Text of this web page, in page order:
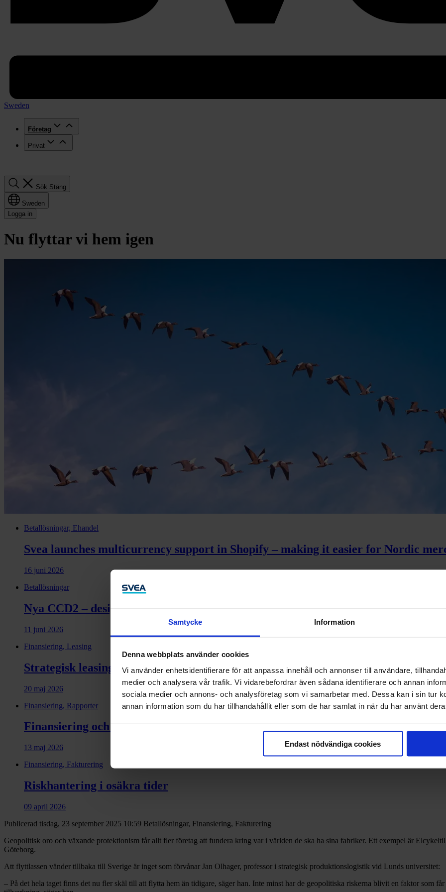
Samtycke Information
Denna webbplats använder cookies
Vi använder enhetsidentifierare för att anpassa innehåll och annonser till användare,
medier och analysera vår trafik. Vi vidarebefordrar även sådana identifierare och annan
sociala medier och annons- och analysföretag som vi samarbetar med. Dessa kan i sin tur
annan information som du har tillhandahållit eller som de har samlat in när du har använt
Endast nödvändiga cookies
Sweden
Företag
Privat
Sök Stäng
Sweden
Logga in
Nu flyttar vi hem igen
Betallösningar, Ehandel
Svea launches multicurrency support in Shopify – making it easier for Nordic
16 juni 2026
Betallösningar
Nya CCD2 – designen ska stödja medvetna beslut – inte styra dem
11 juni 2026
Finansiering, Leasing
Strategisk leasing: Nyckeln till expansion och positivt kassaflöde 2026
20 maj 2026
Finansiering, Rapporter
Finansiering och kompetens avgör industrins tillväxt 2026
13 maj 2026
Finansiering, Fakturering
Riskhantering i osäkra tider
09 april 2026
Publicerad tisdag, 23 september 2025 10:59 Betallösningar, Finansiering, Fakturering
Geopolitisk oro och växande protektionism får allt fler företag att fundera kring var i världen de ska ha sina fabriker. Ett exempel är
Göteborg.
Att flyttlassen vänder tillbaka till Sverige är inget som förvånar Jan Olhager, professor i strategisk produktionslogistik vid Lunds universitet:
– På det hela taget finns det nu fler skäl till att flytta hem än tidigare, säger han. Inte minst har de geopolitiska riskerna blivit en faktor som